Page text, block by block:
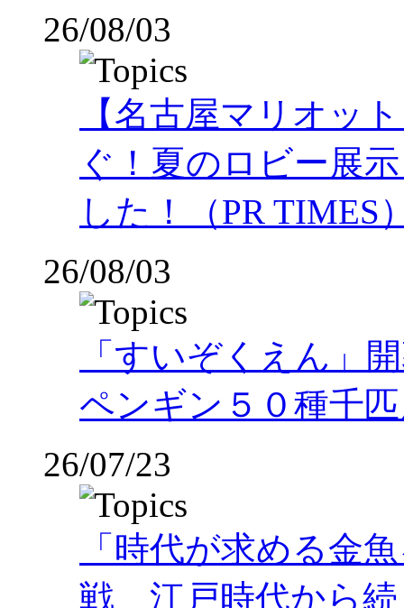
26/08/03
【名古屋マリオッ
ぐ！夏のロビー展
した！（PR TIMES
26/08/03
「すいぞくえん」
ペンギン５０種千
26/07/23
「時代が求める金
戦 江戸時代から